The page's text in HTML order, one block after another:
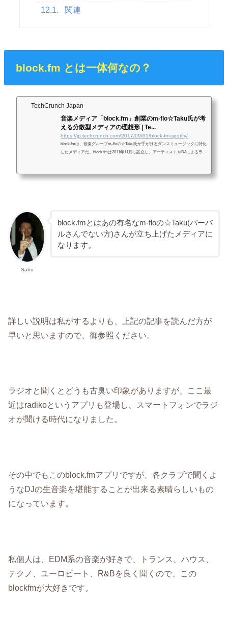
12.1. 関連
block.fm とは一体何なの？
TechCrunch Japan
音楽メディア「block.fm」創業のm-flo☆Taku氏が考
える分散型メディアの理想形 | Te...
https://jp.techcrunch.com/2017/09/01/block-fm-spotify/
block.fmは、音楽グループm-floの☆Taku氏が手がけるダンスミュージックに特化
したメディアだ。block.fmは2011年11月に設立し、アーティストやDJによるラジ
Sabu
block.fmとはあの有名なm-floの☆Taku(バーバ
ルさんでない方)さんが立ち上げたメディアに
なります。
詳しい説明は私がするよりも、上記の記事を読んだ方が
早いと思いますので、御参照ください。
ラジオと聞くとどうも古臭い印象がありますが、ここ最
近はradikoというアプリも登場し、スマートフォンでラジ
オが聞ける時代になりました。
その中でもこのblock.fmアプリですが、各クラブで聞くよ
うなDJの生音楽を堪能することが出来る素晴らしいもの
になっています。
私個人は、EDM系の音楽が好きで、トランス、ハウス、
テクノ、ユーロビート、R&Bを良く聞くので、この
blockfmが大好きです。